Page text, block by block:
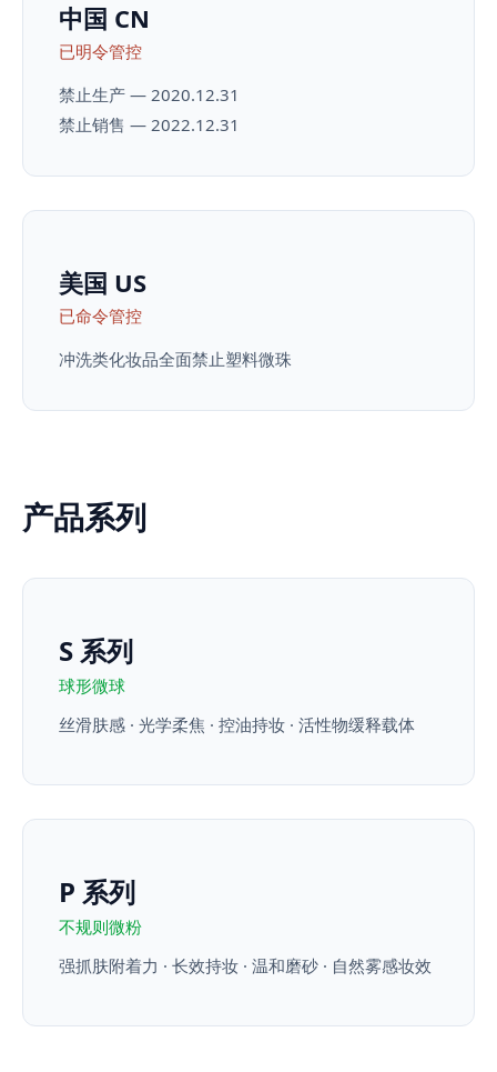
中国 CN
已明令管控
禁止生产 — 2020.12.31
禁止销售 — 2022.12.31
美国 US
已命令管控
冲洗类化妆品全面禁止塑料微珠
产品系列
S 系列
球形微球
丝滑肤感 · 光学柔焦 · 控油持妆 · 活性物缓释载体
P 系列
不规则微粉
强抓肤附着力 · 长效持妆 · 温和磨砂 · 自然雾感妆效